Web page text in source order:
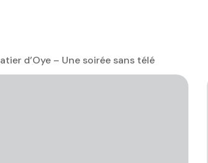
d’Oye – Une soirée sans télé